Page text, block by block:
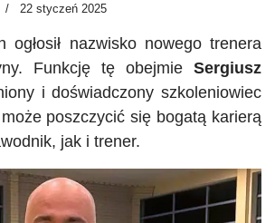
22 styczeń 2025
ogłosił nazwisko nowego trenera
Funkcję tę obejmie Sergiusz
i doświadczony szkoleniowiec
poszczycić się bogatą karierą
jak i trener.